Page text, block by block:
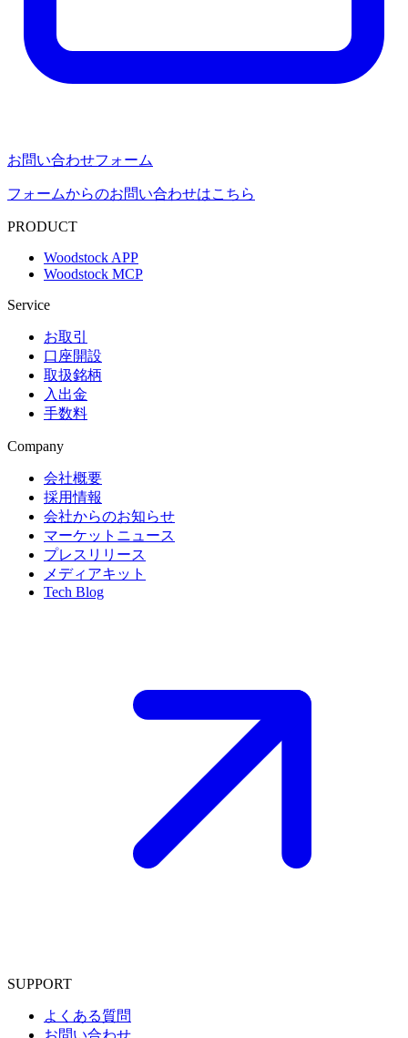
お問い合わせフォーム
フォームからのお問い合わせはこちら
PRODUCT
Woodstock APP
Woodstock MCP
Service
お取引
口座開設
取扱銘柄
入出金
手数料
Company
会社概要
採用情報
会社からのお知らせ
マーケットニュース
プレスリリース
メディアキット
Tech Blog
SUPPORT
よくある質問
お問い合わせ